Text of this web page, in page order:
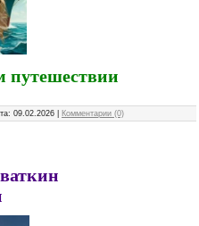
путешествии
09.02.2026 Комментарии (0)